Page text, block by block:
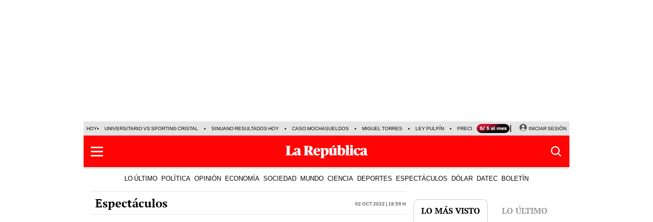
HOY UNIVERSITARIO VS SPORTING CRISTAL SINUANO RESULTADOS HOY CASO MOCHASUELDOS MIGUEL TORRES LEY PULPÍN PRECIO DEL DÓLAR CORTE DE LUZ VIERNES 7 DE AGOSTO
INICIAR SESIÓN
LO ÚLTIMO POLÍTICA OPINIÓN ECONOMÍA SOCIEDAD MUNDO CIENCIA DEPORTES ESPECTÁCULOS DÓLAR DATEC BOLETÍN
Espectáculos 02 Oct 2022 | 18:59 h
LO MÁS VISTO LO ÚLTIMO